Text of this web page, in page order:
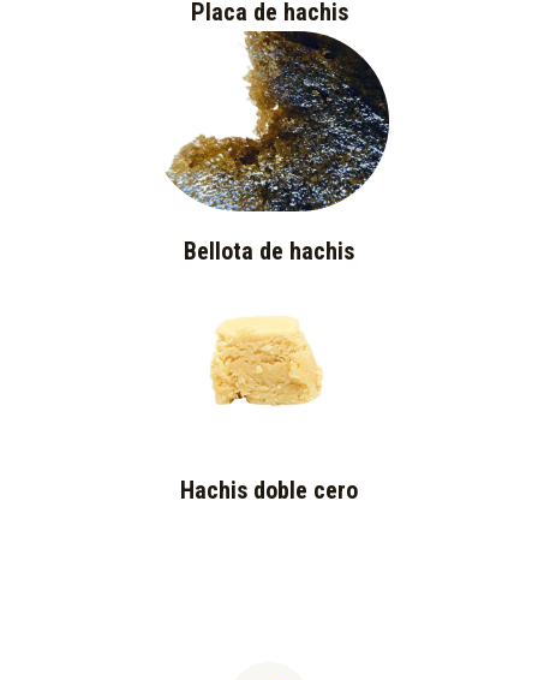
Placa de hachis
Bellota de hachis
Hachis doble cero